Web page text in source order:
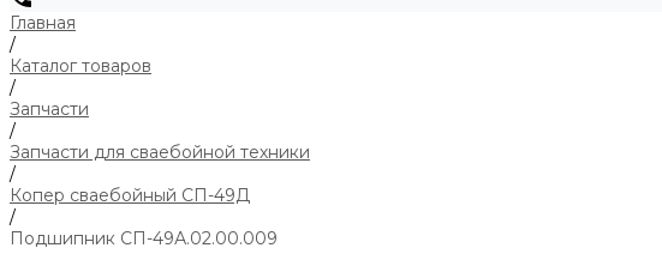
Главная
/
Каталог товаров
/
Запчасти
/
Запчасти для сваебойной техники
/
Копер сваебойный СП-49Д
/
Подшипник СП-49А.02.00.009